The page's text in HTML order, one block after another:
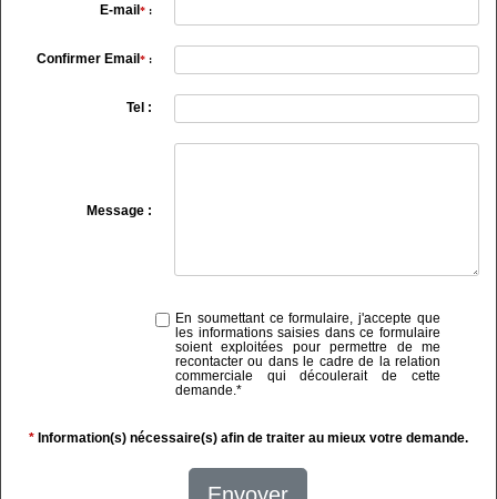
E-mail *:
Confirmer Email *:
Tel :
Message :
En soumettant ce formulaire, j'accepte que
les informations saisies dans ce formulaire
soient exploitées pour permettre de me
recontacter ou dans le cadre de la relation
commerciale qui découlerait de cette
demande.*
* Information(s) nécessaire(s) afin de traiter au mieux votre demande.